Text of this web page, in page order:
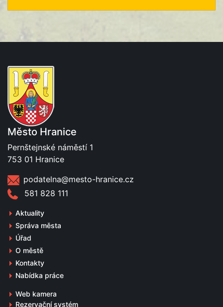
Město Hranice
Pernštejnské náměstí 1
753 01 Hranice
podatelna@mesto-hranice.cz
581 828 111
Aktuality
Správa města
Úřad
O městě
Kontakty
Nabídka práce
Web kamera
Rezervační systém